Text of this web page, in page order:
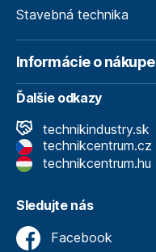
Stavebná technika
Informácie o nákupe
Ďalšie odkazy
technikindustry.sk
technikcentrum.cz
technikcentrum.hu
Sledujte nás
Facebook